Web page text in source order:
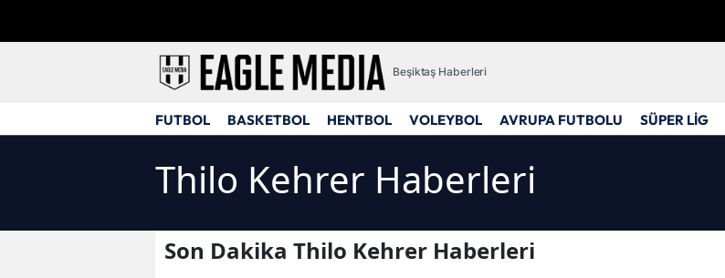
Beşiktaş Haberleri
FUTBOL BASKETBOL HENTBOL VOLEYBOL AVRUPA FUTBOLU SÜPER LİG
Thilo Kehrer Haberleri
Son Dakika Thilo Kehrer Haberleri